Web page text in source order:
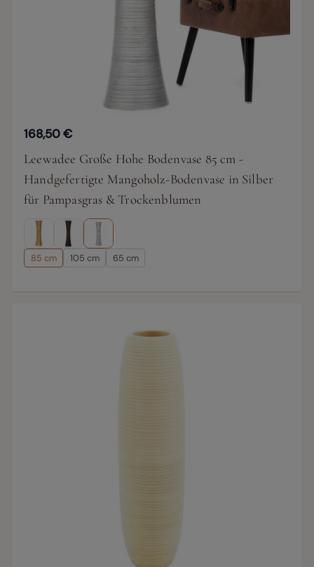
168,50 €
Leewadee Große Hohe Bodenvase 85 cm -
Handgefertigte Mangoholz-Bodenvase in Silber
für Pampasgras & Trockenblumen
85 cm 105 cm 65 cm